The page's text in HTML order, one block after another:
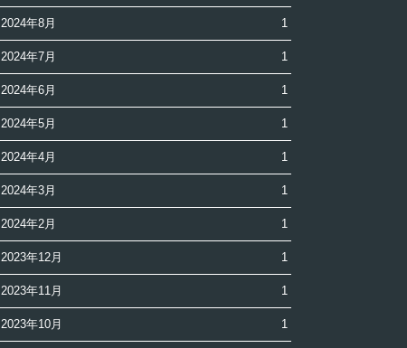
2024年8月 1
2024年7月 1
2024年6月 1
2024年5月 1
2024年4月 1
2024年3月 1
2024年2月 1
2023年12月 1
2023年11月 1
2023年10月 1